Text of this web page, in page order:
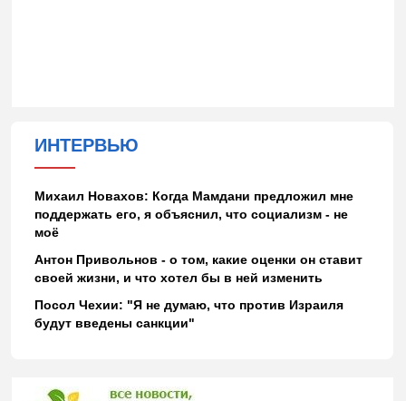
ИНТЕРВЬЮ
Михаил Новахов: Когда Мамдани предложил мне
поддержать его, я объяснил, что социализм - не
моё
Антон Привольнов - о том, какие оценки он ставит
своей жизни, и что хотел бы в ней изменить
Посол Чехии: "Я не думаю, что против Израиля
будут введены санкции"